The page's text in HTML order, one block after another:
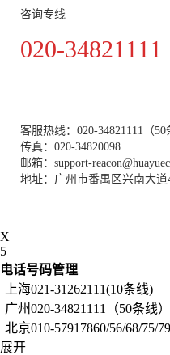
咨询专线
020-34821111
客服热线：020-34821111（50
传真：020-34820098
邮箱：support-
地址：广州市番禺区兴南大道
X
5
电话号码管理
上海021-31262111(10条线)
广州020-34821111（50条线）
北京010-57917860/56/68/75/79
展开